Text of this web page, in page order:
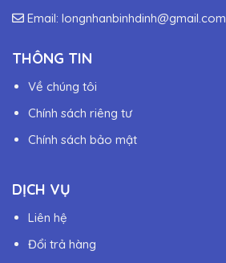
Email: longnhanbinhdinh@gmail.com
THÔNG TIN
Về chúng tôi
Chính sách riêng tư
Chính sách bảo mật
DỊCH VỤ
Liên hệ
Đổi trả hàng